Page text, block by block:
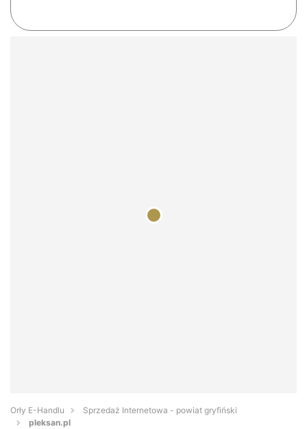
Orły E-Handlu
Sprzedaż Internetowa - powiat gryfiński
pleksan.pl